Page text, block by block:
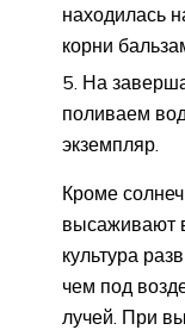
находилась
корни
На
поливаем
экземпляр.
Кроме
высаживают
культура
чем под
лучей. При